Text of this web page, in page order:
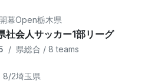
幕Open栃木県
社会人サッカー1部リーグ
/ 県総合 / 8 teams
8/2埼玉県